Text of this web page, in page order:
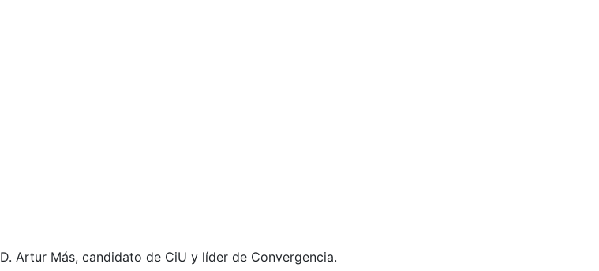
D. Artur Más, candidato de CiU y líder de Convergencia.